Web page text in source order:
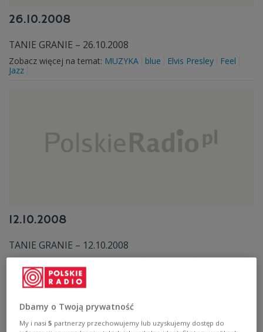
26.10.2008
TANIE GRANIE – 26.10.2008
Zobacz więcej na temat: MUZYKA blue Elvis Presley
Feel
Jazz
12.10.2008
TANIE GRANIE – 12.10.2008
Zobacz więcej na temat:MUZYKA Cliff Richard Deep Purple
Lenny Kravitz Eric Clapton
Dbamy o Twoją prywatność
My i nasi5 partnerzy przechowujemy lub uzyskujemy dostęp do